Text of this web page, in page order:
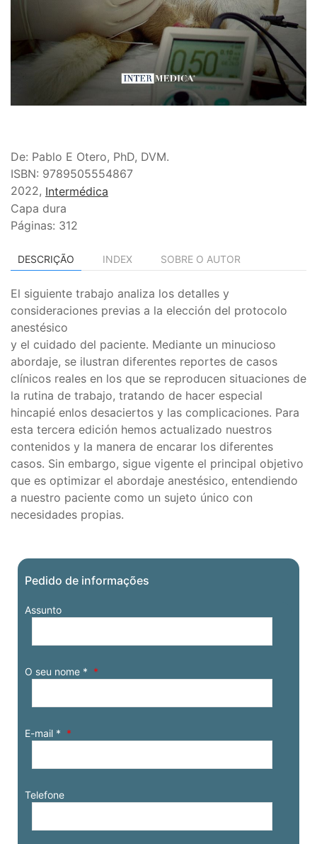
De: Pablo E Otero, PhD, DVM.
ISBN: 9789505554867
2022, Intermédica
Capa dura
Páginas: 312
DESCRIÇÃO INDEX SOBRE O AUTOR
El siguiente trabajo analiza los detalles y
consideraciones previas a la elección del protocolo
anestésico
y el cuidado del paciente. Mediante un minucioso
abordaje, se ilustran diferentes reportes de casos
clínicos reales en los que se reproducen situaciones de
la rutina de trabajo, tratando de hacer especial
hincapié enlos desaciertos y las complicaciones. Para
esta tercera edición hemos actualizado nuestros
contenidos y la manera de encarar los diferentes
casos. Sin embargo, sigue vigente el principal objetivo
que es optimizar el abordaje anestésico, entendiendo
a nuestro paciente como un sujeto único con
necesidades propias.
Pedido de informações
Assunto
O seu nome *
E-mail *
Telefone